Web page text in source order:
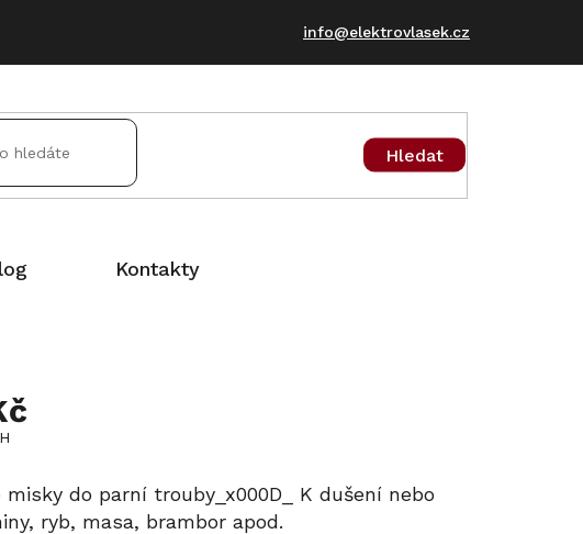
info@elektrovlasek.cz
Hledat
Kontakty
misky do parní trouby_x000D_ K dušení nebo
ryb, masa, brambor apod.